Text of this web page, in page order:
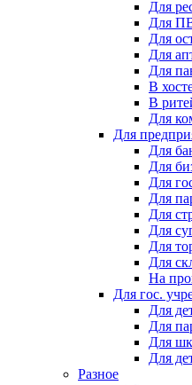
Для
Для
Для
Для
Для
В
В
Для
Для
Для
Для
Для
Для
Для
Для
Для
Для
На
Для гос.
Для
Для
Для
Для
Разное